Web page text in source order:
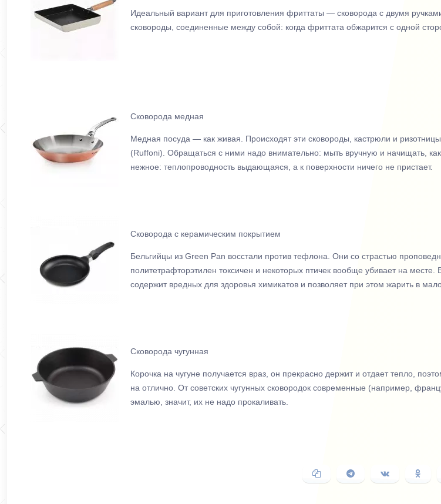
Идеальный вариант для приготовления фриттаты — сковорода с двумя
сковороды, соединенные между собой: когда фриттата обжарится с одной
Сковорода медная
Медная посуда — как живая. Происходят эти сковороды, кастрюли и
(Ruffoni). Обращаться с ними надо внимательно: мыть вручную и начищать,
нежное: теплопроводность выдающаяся, а к поверхности ничего не пристает.
Сковорода с керамическим покрытием
Бельгийцы из Green Pan восстали против тефлона. Они со страстью
политетрафторэтилен токсичен и некоторых птичек вообще убивает на
содержит вредных для здоровья химикатов и позволяет при этом жарить в
Сковорода чугунная
Корочка на чугуне получается враз, он прекрасно держит и отдает тепло,
на отлично. От советских чугунных сковородок современные (например,
эмалью, значит, их не надо прокаливать.
Копировать
ссылку
Поделиться
в
Поделиться
ВКонтакте
в